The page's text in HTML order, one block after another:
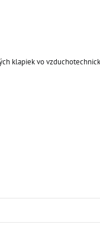
klapiek vo